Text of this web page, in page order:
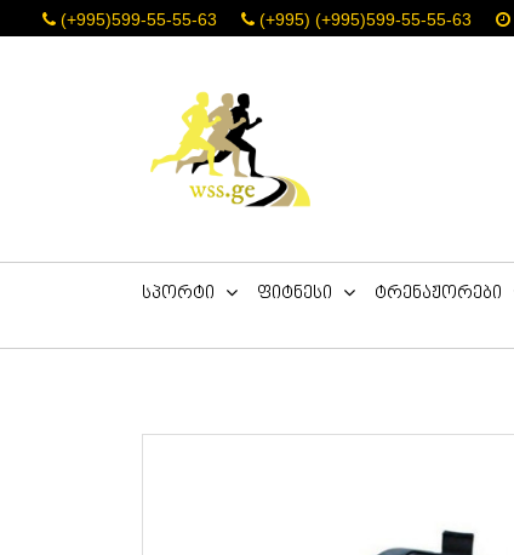
(+995)599-55-55-63 (+995) (+995)599-55-55-63
სპორტი ფიტნესი ტრენაჟორები